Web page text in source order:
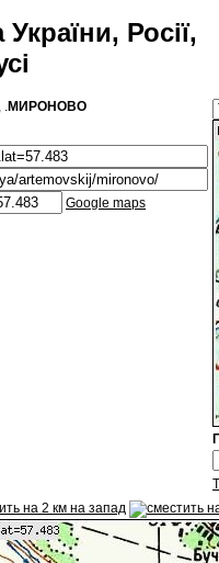
Росії,
.МИРОНОВО
Google maps